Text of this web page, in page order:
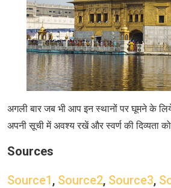
अगली बार जब भी आप इन स्थानों पर घूमने के
अपनी सूची में अवश्य रखें और स्वर्ण की दिव्यता
Sources
Source1, Source2, Source3,